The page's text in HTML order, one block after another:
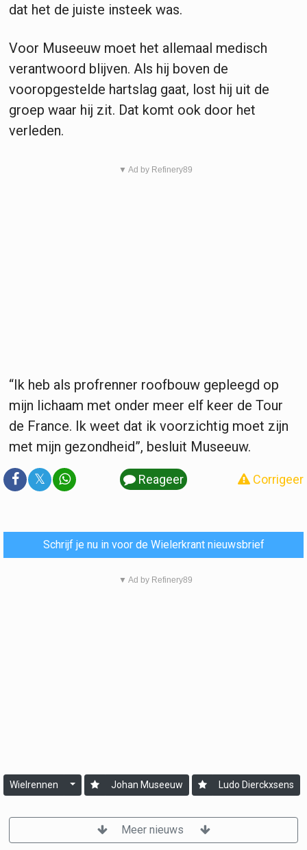
dat het de juiste insteek was.
Voor Museeuw moet het allemaal medisch
verantwoord blijven. Als hij boven de
vooropgestelde hartslag gaat, lost hij uit de
groep waar hij zit. Dat komt ook door het
verleden.
▼ Ad by Refinery89
“Ik heb als profrenner roofbouw gepleegd op
mijn lichaam met onder meer elf keer de Tour
de France. Ik weet dat ik voorzichtig moet zijn
met mijn gezondheid”, besluit Museeuw.
𝕏 Reageer Corrigeer
Schrijf je nu in voor de Wielerkrant nieuwsbrief
▼ Ad by Refinery89
Wielrennen Johan Museeuw Ludo Dierckxsens
Meer nieuws